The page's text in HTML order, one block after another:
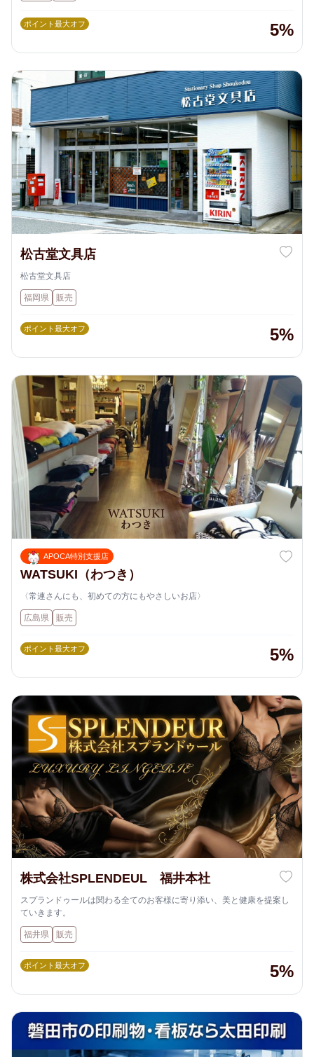
ポイント最大オフ 5%
松古堂文具店
松古堂文具店
福岡県 販売
ポイント最大オフ 5%
APOCA特別支援店
WATSUKI（わつき）
〈常連さんにも、初めての方にもやさしいお店〉
広島県 販売
ポイント最大オフ 5%
株式会社SPLENDEUL 福井本社
スプランドゥールは関わる全てのお客様に寄り添い、美と健康を提案し
ていきます。
福井県 販売
ポイント最大オフ 5%